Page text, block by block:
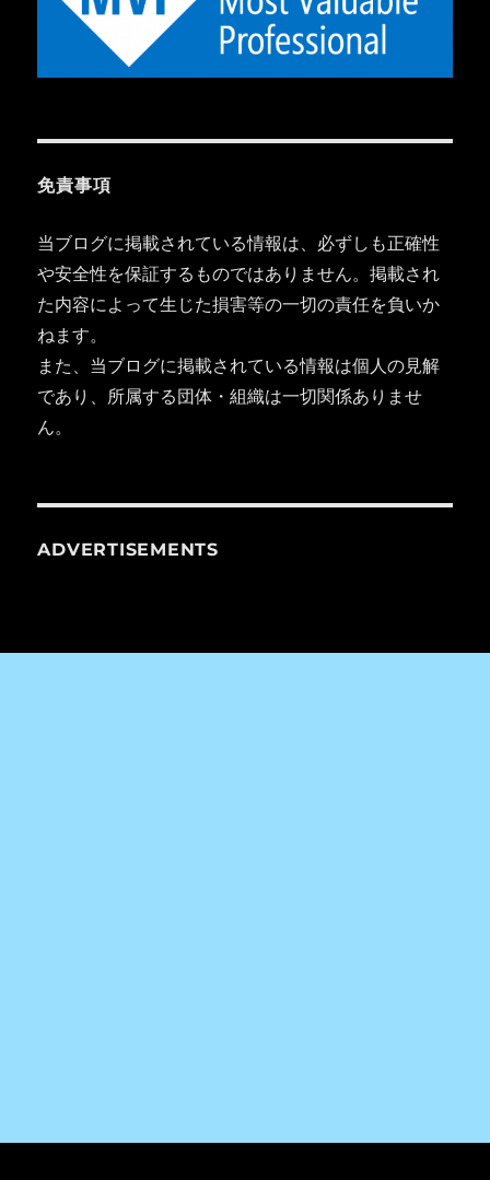
免責事項
当ブログに掲載されている情報は、必ずしも正確性
や安全性を保証するものではありません。掲載され
た内容によって生じた損害等の一切の責任を負いか
ねます。
また、当ブログに掲載されている情報は個人の見解
であり、所属する団体・組織は一切関係ありませ
ん。
ADVERTISEMENTS